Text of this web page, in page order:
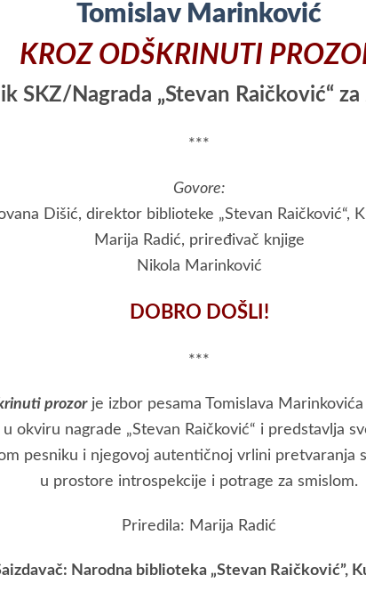
Tomislav Marinković
KROZ ODŠKRINUTI
SKZ/Nagrada „Stevan Raičković“
***
Govore:
Dišić, direktor biblioteke „Stevan Raičković“,
Marija Radić, priređivač knjige
Nikola Marinković
DOBRO DOŠLI!
***
prozorje izbor pesama Tomislava
okviru nagrade „Stevan Raičković“ i predstavlja
pesniku i njegovoj autentičnoj vrlini pretvaranja
u prostore introspekcije i potrage za smislom.
Priredila: Marija Radić
Narodna biblioteka „Stevan Raičković”,